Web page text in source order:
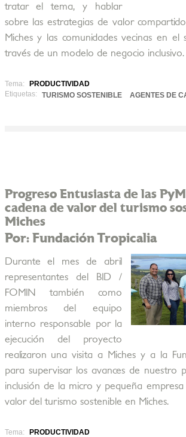
tratar el tema, y hablar
sobre las estrategias de valor
Miches y las comunidades vecinas en el
través de un modelo de negocio inclusivo.
Tema:
PRODUCTIVIDAD
Etiquetas:
TURISMO SOSTENIBLE AGENTES DE
Progreso Entusiasta de las
cadena de valor del turismo
Miches
Por: Fundación Tropicalia
Durante el mes de abril
representantes del BID /
FOMIN también como
miembros del equipo
interno responsable por la
ejecución del proyecto
realizaron una visita a Miches y a la
para supervisar los avances de nuestro
inclusión de la micro y pequeña
valor del turismo sostenible en Miches.
Tema:
PRODUCTIVIDAD